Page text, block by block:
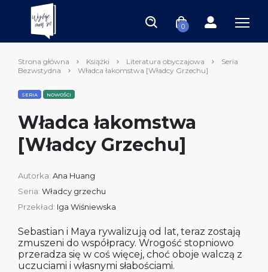
0
Strona główna Książki Literatura obyczajowa
Seria
Bezwstydna
Władca łakomstwa [Władcy Grzechu]
SERIA NOWOŚCI
Władca łakomstwa
[Władcy Grzechu]
Autorka: Ana Huang
Seria: Władcy grzechu
Przekład: Iga Wiśniewska
Sebastian i Maya rywalizują od lat, teraz zostają
zmuszeni do współpracy. Wrogość stopniowo
przeradza się w coś więcej, choć oboje walczą z
uczuciami i własnymi słabościami.